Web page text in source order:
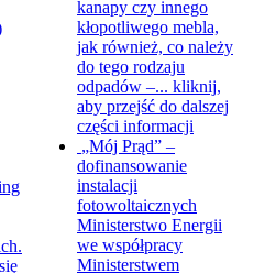
kanapy czy innego
kłopotliwego mebla,
jak również, co należy
do tego rodzaju
odpadów –... kliknij,
aby przejść do dalszej
części informacji
„Mój Prąd” –
dofinansowanie
instalacji
fotowoltaicznych
Ministerstwo Energii
we współpracy
Ministerstwem